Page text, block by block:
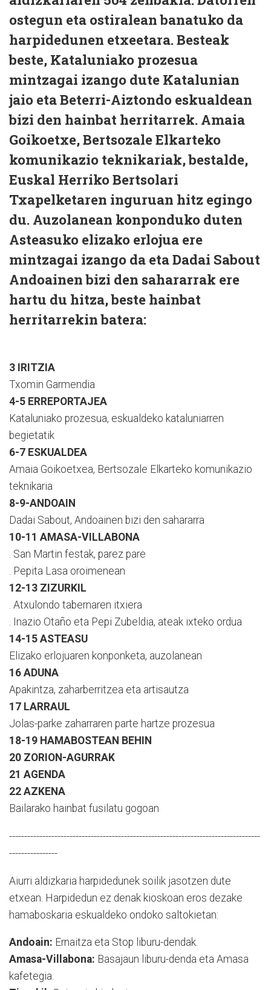
ostegun eta ostiralean banatuko da
harpidedunen etxeetara. Besteak
beste, Kataluniako prozesua
mintzagai izango dute Katalunian
jaio eta Beterri-Aiztondo eskualdean
bizi den hainbat herritarrek. Amaia
Goikoetxe, Bertsozale Elkarteko
komunikazio teknikariak, bestalde,
Euskal Herriko Bertsolari
Txapelketaren inguruan hitz egingo
du. Auzolanean konponduko duten
Asteasuko elizako erlojua ere
mintzagai izango da eta Dadai Sabout
Andoainen bizi den sahararrak ere
hartu du hitza, beste hainbat
herritarrekin batera:
3 IRITZIA
Txomin Garmendia
4-5 ERREPORTAJEA
Kataluniako prozesua, eskualdeko kataluniarren
begietatik
6-7 ESKUALDEA
Amaia Goikoetxea, Bertsozale Elkarteko komunikazio
teknikaria
8-9-ANDOAIN
Dadai Sabout, Andoainen bizi den sahararra
10-11 AMASA-VILLABONA
. San Martin festak, parez pare
. Pepita Lasa oroimenean
12-13 ZIZURKIL
. Atxulondo tabernaren itxiera
. Inazio Otaño eta Pepi Zubeldia, ateak ixteko ordua
14-15 ASTEASU
Elizako erlojuaren konponketa, auzolanean
16 ADUNA
Apakintza, zaharberritzea eta artisautza
17 LARRAUL
Jolas-parke zaharraren parte hartze prozesua
18-19 HAMABOSTEAN BEHIN
20 ZORION-AGURRAK
21 AGENDA
22 AZKENA
Bailarako hainbat fusilatu gogoan
-----------------------------------------------------------------------------------
----------------
Aiurri aldizkaria harpidedunek soilik jasotzen dute
etxean. Harpidedun ez denak kioskoan eros dezake
hamaboskaria eskualdeko ondoko saltokietan:
Andoain: Ernaitza eta Stop liburu-dendak.
Amasa-Villabona: Basajaun liburu-denda eta Amasa
kafetegia.